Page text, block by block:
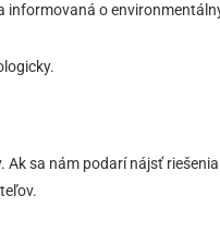
informovaná o
Ak sa nám podarí nájsť riešenia